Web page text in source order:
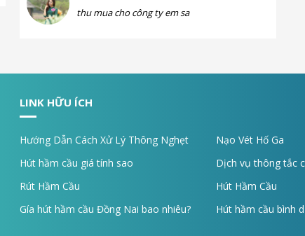
thu mua cho công ty em sa
LINK HỮU ÍCH
Hướng Dẫn Cách Xử Lý Thông Nghẹt
Nạo Vét Hố Ga
Hút hầm cầu giá tính sao
Dịch vụ thông tắc
Rút Hầm Cầu
Hút Hầm Cầu
Gía hút hầm cầu Đồng Nai bao nhiêu?
Hút hầm cầu bình